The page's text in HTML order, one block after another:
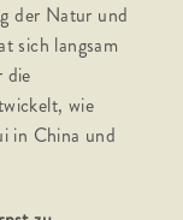
der Natur und
sich langsam
die
wie
in China und